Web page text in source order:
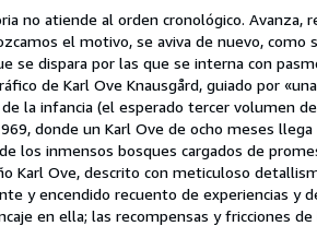
no atiende al orden cronológico. Avanza,
el motivo, se aviva de nuevo, como
se dispara por las que se interna con
de Karl Ove Knausgård, guiado por
la infancia (el esperado tercer volumen
donde un Karl Ove de ocho meses
los inmensos bosques cargados de
Karl Ove, descrito con meticuloso
y encendido recuento de experiencias y
en ella; las recompensas y fricciones